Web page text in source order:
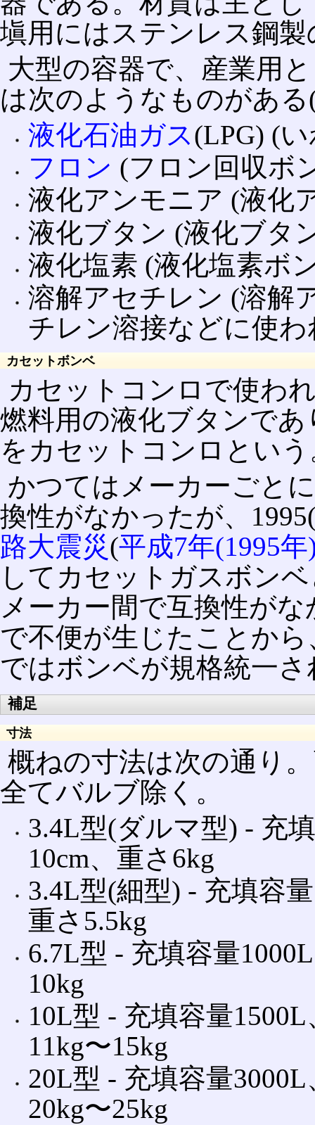
塡用にはステンレス鋼
大型の容器で、産業用
は次のようなものがあ
液化石油ガス(LPG) (
フロン (フロン回収ボ
液化アンモニア (液化
液化ブタン (液化ブタ
液化塩素 (液化塩素ボ
溶解アセチレン (溶解
チレン溶接などに使わ
カセットボンベ
カセットコンロで使わ
燃料用の液化ブタンで
をカセットコンロとい
かつてはメーカーごと
換性がなかったが、
路大震災(平成7年(1995
してカセットガスボン
メーカー間で互換性が
で不便が生じたことか
ではボンベが規格統一さ
補足
寸法
概ねの寸法は次の通り
全てバルブ除く。
3.4L型(ダルマ型) ‐ 充
10cm、重さ6kg
3.4L型(細型) ‐ 充填容
重さ5.5kg
6.7L型 ‐ 充填容量
10kg
10L型 ‐ 充填容量
11kg〜15kg
20L型 ‐ 充填容量
20kg〜25kg